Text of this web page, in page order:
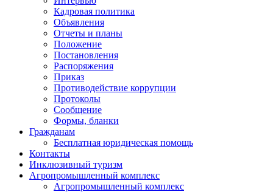
Кадровая политика
Объявления
Отчеты и планы
Положение
Постановления
Распоряжения
Приказ
Противодействие коррупции
Протоколы
Сообщение
Формы, бланки
Гражданам
Бесплатная юридическая помощь
Контакты
Инклюзивный туризм
Агропромышленный комплекс
Агропромышленный комплекс